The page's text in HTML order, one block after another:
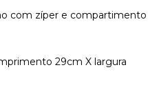
com zíper e compartimento
29cm X largura